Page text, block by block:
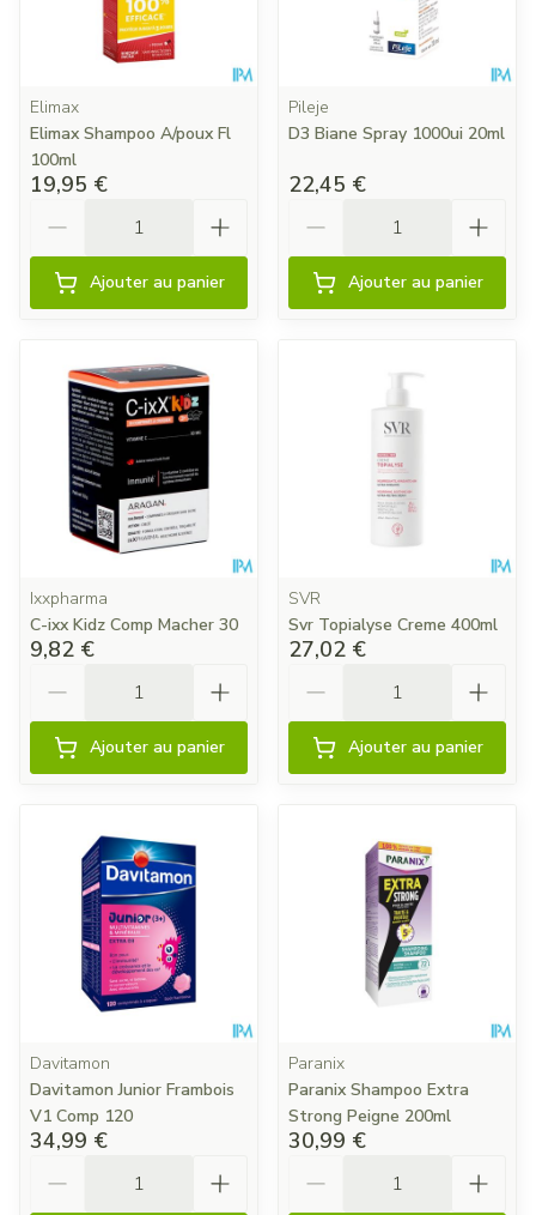
Elimax
Elimax Shampoo A/poux Fl
100ml
19,95 €
Ajouter au panier
Pileje
D3 Biane Spray 1000ui 20ml
22,45 €
Ajouter au panier
Ixxpharma
C-ixx Kidz Comp Macher 30
9,82 €
Ajouter au panier
SVR
Svr Topialyse Creme 400ml
27,02 €
Ajouter au panier
Davitamon
Davitamon Junior Frambois
V1 Comp 120
34,99 €
Paranix
Paranix Shampoo Extra
Strong Peigne 200ml
30,99 €